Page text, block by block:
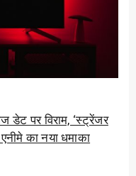
डेट पर विराम, ‘स्ट्रेंजर
का नया धमाका